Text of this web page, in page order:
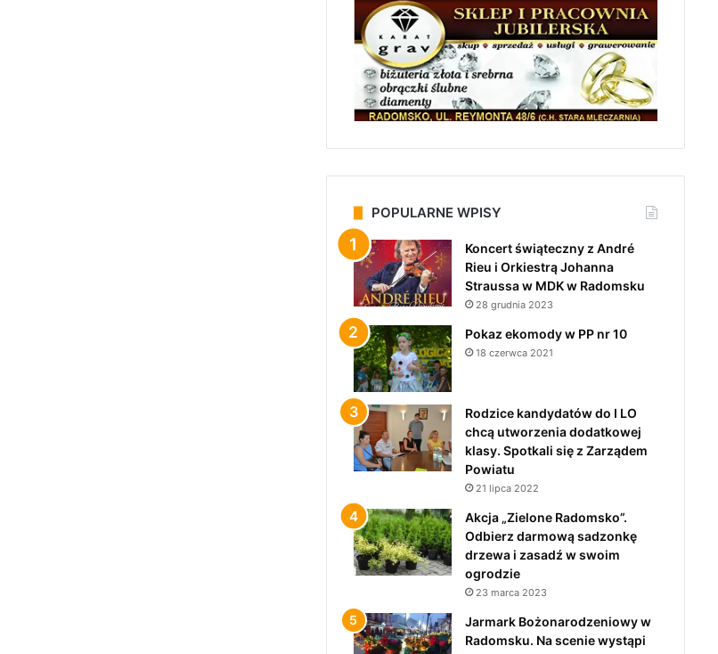
POPULARNE WPISY
Koncert świąteczny z André
Rieu i Orkiestrą Johanna
Straussa w MDK w Radomsku
28 grudnia 2023
Pokaz ekomody w PP nr 10
18 czerwca 2021
Rodzice kandydatów do I LO
chcą utworzenia dodatkowej
klasy. Spotkali się z Zarządem
Powiatu
21 lipca 2022
Akcja „Zielone Radomsko”.
Odbierz darmową sadzonkę
drzewa i zasadź w swoim
ogrodzie
23 marca 2023
Jarmark Bożonarodzeniowy w
Radomsku. Na scenie wystąpi